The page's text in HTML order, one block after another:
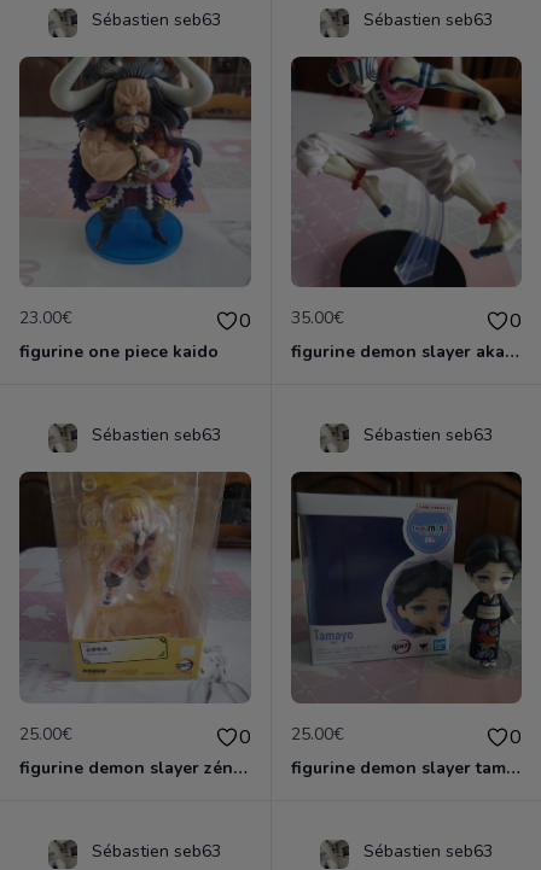
Sébastien seb63
23.00€ 0
figurine one piece kaido
Sébastien seb63
35.00€ 0
figurine demon slayer akaza officielle &ichiban
Sébastien seb63
25.00€ 0
figurine demon slayer zénith officielle
Sébastien seb63
25.00€ 0
figurine demon slayer tamayo
Sébastien seb63 Sébastien seb63